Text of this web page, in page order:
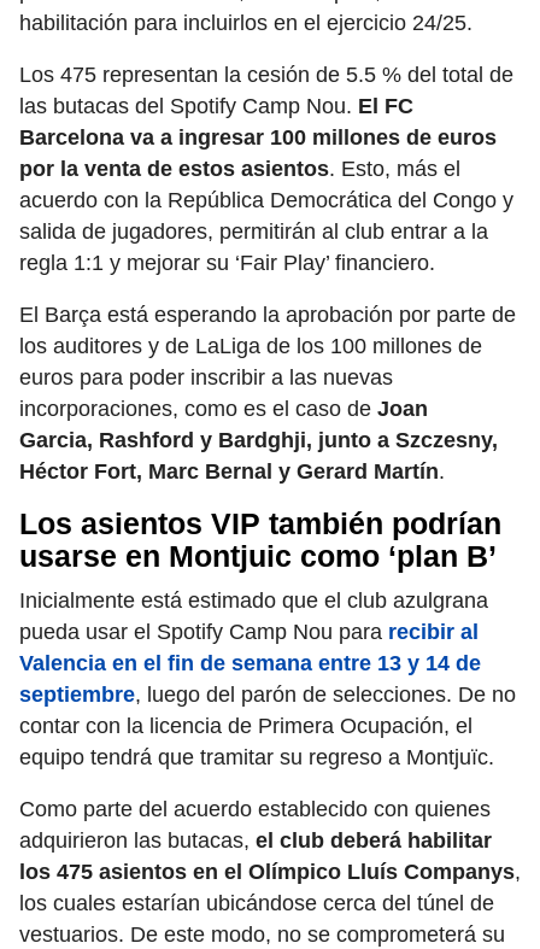
habilitación para incluirlos en el ejercicio 24/25.
Los 475 representan la cesión de 5.5 % del total de
las butacas del Spotify Camp Nou. El FC
Barcelona va a ingresar 100 millones de euros
por la venta de estos asientos. Esto, más el
acuerdo con la República Democrática del Congo y
salida de jugadores, permitirán al club entrar a la
regla 1:1 y mejorar su ‘Fair Play’ financiero.
El Barça está esperando la aprobación por parte de
los auditores y de LaLiga de los 100 millones de
euros para poder inscribir a las nuevas
incorporaciones, como es el caso de Joan
Garcia, Rashford y Bardghji, junto a Szczesny,
Héctor Fort, Marc Bernal y Gerard Martín.
Los asientos VIP también podrían
usarse en Montjuic como ‘plan B’
Inicialmente está estimado que el club azulgrana
pueda usar el Spotify Camp Nou para recibir al
Valencia en el fin de semana entre 13 y 14 de
septiembre, luego del parón de selecciones. De no
contar con la licencia de Primera Ocupación, el
equipo tendrá que tramitar su regreso a Montjuïc.
Como parte del acuerdo establecido con quienes
adquirieron las butacas, el club deberá habilitar
los 475 asientos en el Olímpico Lluís Companys,
los cuales estarían ubicándose cerca del túnel de
vestuarios. De este modo, no se comprometerá su